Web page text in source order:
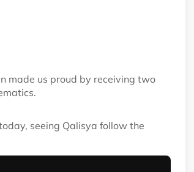
made us proud by receiving two
seeing Qalisya follow the